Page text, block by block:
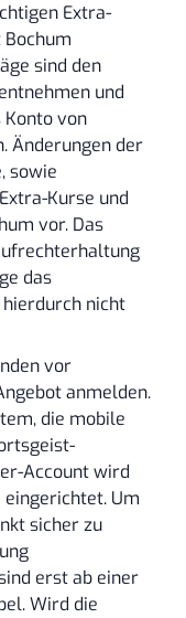
Extra-
sind den
und
von
Änderungen der
sowie
Kurse und
vor. Das
das
nicht
vor
anmelden.
die mobile
Account wird
Um
sicher zu
erst ab einer
Wird die